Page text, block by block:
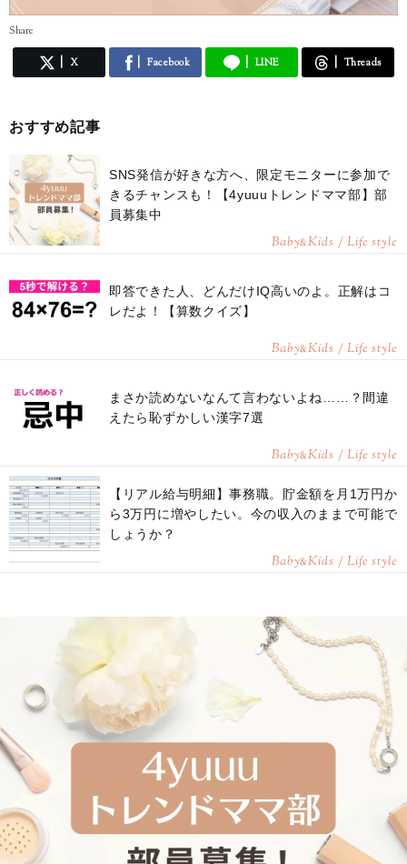
Share
X Facebook LINE Threads
おすすめ記事
SNS発信が好きな方へ、限定モニターに参加で
きるチャンスも！【4yuuuトレンドママ部】部
員募集中
Baby&Kids / Life style
即答できた人、どんだけIQ高いのよ。正解はコ
レだよ！【算数クイズ】
Baby&Kids / Life style
まさか読めないなんて言わないよね……？間違
えたら恥ずかしい漢字7選
Baby&Kids / Life style
【リアル給与明細】事務職。貯金額を月1万円か
ら3万円に増やしたい。今の収入のままで可能で
しょうか？
Baby&Kids / Life style